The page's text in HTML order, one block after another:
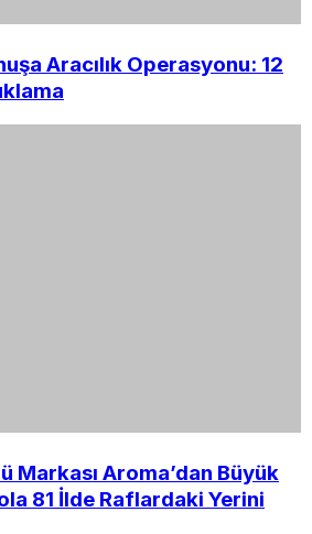
Aracılık Operasyonu: 12
Markası Aroma’dan Büyük
81 İlde Raflardaki Yerini